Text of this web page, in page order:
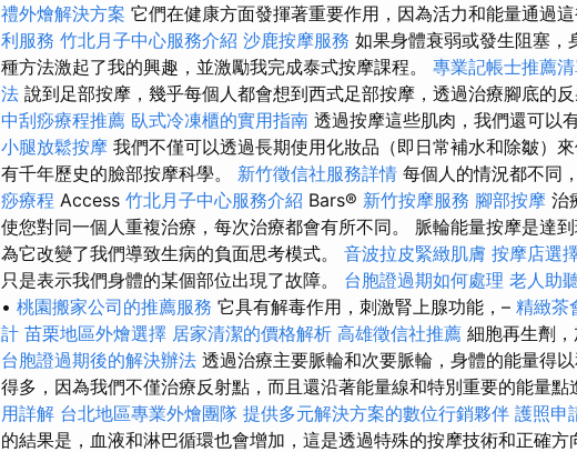
禮外燴解決方案 它們在健康方面發揮著重要作用，因為活力和能量通過這
利服務 竹北月子中心服務介紹 沙鹿按摩服務 如果身體衰弱或發生阻塞，
種方法激起了我的興趣，並激勵我完成泰式按摩課程。 專業記帳士推薦
法 說到足部按摩，幾乎每個人都會想到西式足部按摩，透過治療腳底的
中刮痧療程推薦 臥式冷凍櫃的實用指南 透過按摩這些肌肉，我們還可以
小腿放鬆按摩 我們不僅可以透過長期使用化妝品（即日常補水和除皺）
有千年歷史的臉部按摩科學。 新竹徵信社服務詳情 每個人的情況都不同
痧療程 Access 竹北月子中心服務介紹 Bars®️ 新竹按摩服務 腳部按摩 治
使您對同一個人重複治療，每次治療都會有所不同。 脈輪能量按摩是達
為它改變了我們導致生病的負面思考模式。 音波拉皮緊緻肌膚 按摩店選
只是表示我們身體的某個部位出現了故障。 台胞證過期如何處理 老人助
• 桃園搬家公司的推薦服務 它具有解毒作用，刺激腎上腺功能，– 精緻茶
計 苗栗地區外燴選擇 居家清潔的價格解析 高雄徵信社推薦 細胞再生劑
台胞證過期後的解決辦法 透過治療主要脈輪和次要脈輪，身體的能量得
得多，因為我們不僅治療反射點，而且還沿著能量線和特別重要的能量點
用詳解 台北地區專業外燴團隊 提供多元解決方案的數位行銷夥伴 護照申
的結果是，血液和淋巴循環也會增加，這是透過特殊的按摩技術和正確